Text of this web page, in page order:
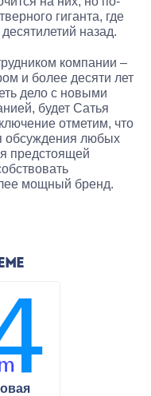
гиганта, где
назад.
компании –
и более десяти лет
дело с новыми
будет Сатья
отметим, что
обсуждения любых
предстоящей
мощный бренд.